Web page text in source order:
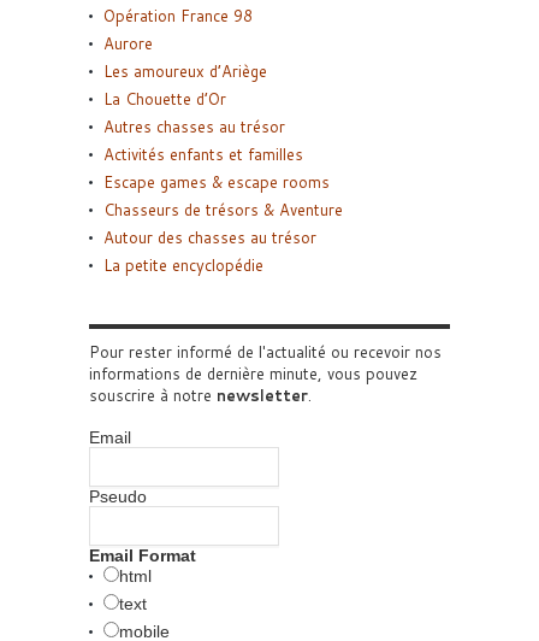
Opération France 98
Aurore
Les amoureux d’Ariège
La Chouette d’Or
Autres chasses au trésor
Activités enfants et familles
Escape games & escape rooms
Chasseurs de trésors & Aventure
Autour des chasses au trésor
La petite encyclopédie
Pour rester informé de l'actualité ou recevoir nos
informations de dernière minute, vous pouvez
souscrire à notre newsletter.
Email
Pseudo
Email Format
html
text
mobile